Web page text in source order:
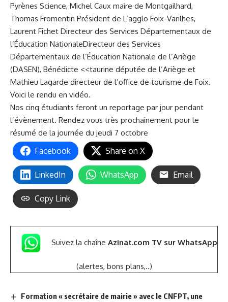
Pyrènes Science, Michel Caux maire de Montgailhard,
Thomas Fromentin Président de L’agglo Foix-Varilhes,
Laurent Fichet Directeur des Services Départementaux de
l’Éducation NationaleDirecteur des Services
Départementaux de l’Éducation Nationale de l’Ariège
(DASEN), Bénédicte <<taurine députée de l’Ariège et
Mathieu Lagarde directeur de l’office de tourisme de Foix.
Voici le rendu en vidéo.
Nos cinq étudiants feront un reportage par jour pendant
l’évènement. Rendez vous très prochainement pour le
résumé de la journée du jeudi 7 octobre
Facebook Share on X
LinkedIn WhatsApp Email
Copy Link
Suivez la chaîne Azinat.com TV sur WhatsApp
(alertes, bons plans,..)
Formation « secrétaire de mairie » avec le CNFPT, une